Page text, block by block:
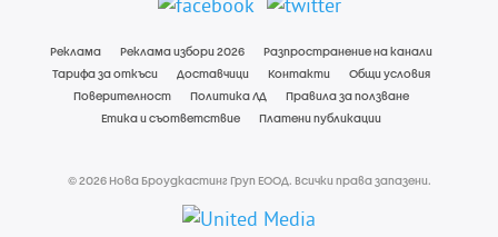
Реклама Реклама избори 2026
Разпространение на канали
Тарифа за откъси
Доставчици Контакти
Общи условия
Поверителност
Политика ЛД
Правила за ползване
Етика и съответствие
Платени публикации
© 2026 Нова Броудкастинг Груп ЕООД. Всички права запазени.